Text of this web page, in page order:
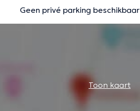
Geen privé parking beschikbaar
Toon kaart